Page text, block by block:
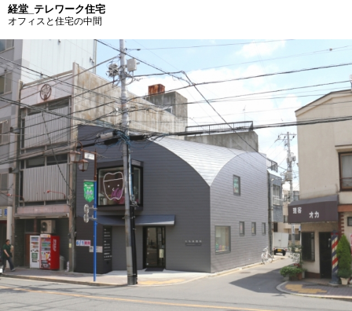
経堂_テレワーク住宅
オフィスと住宅の中間